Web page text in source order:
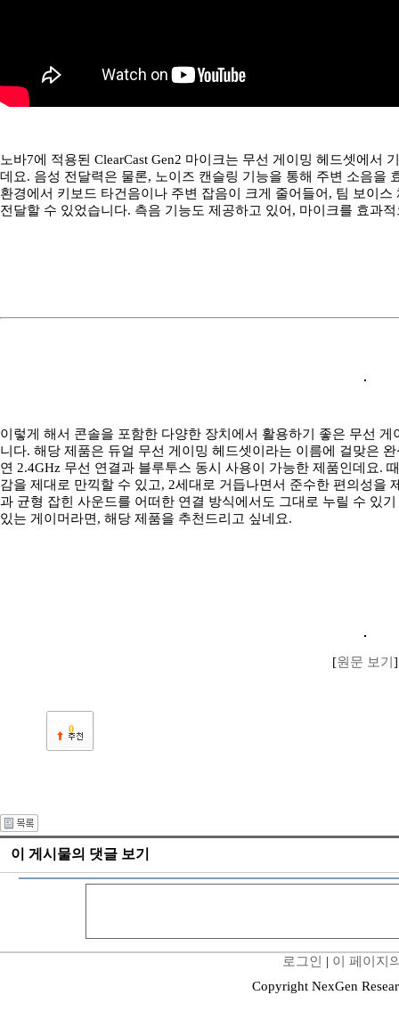
노바7에 적용된 ClearCast Gen2 마이크는 무선 게이밍 헤드셋에서
데요. 음성 전달력은 물론, 노이즈 캔슬링 기능을 통해 주변 소음을
환경에서 키보드 타건음이나 주변 잡음이 크게 줄어들어, 팀 보이
전달할 수 있었습니다. 측음 기능도 제공하고 있어, 마이크를 효과
이렇게 해서 콘솔을 포함한 다양한 장치에서 활용하기 좋은 무선
니다. 해당 제품은 듀얼 무선 게이밍 헤드셋이라는 이름에 걸맞은
연 2.4GHz 무선 연결과 블루투스 동시 사용이 가능한 제품인데요.
감을 제대로 만끽할 수 있고, 2세대로 거듭나면서 준수한 편의성을
과 균형 잡힌 사운드를 어떠한 연결 방식에서도 그대로 누릴 수 있
있는 게이머라면, 해당 제품을 추천드리고 싶네요.
[원문 보기 ]
0
이 게시물의 댓글 보기
로그인 | 이 페이지
Copyright NexGen